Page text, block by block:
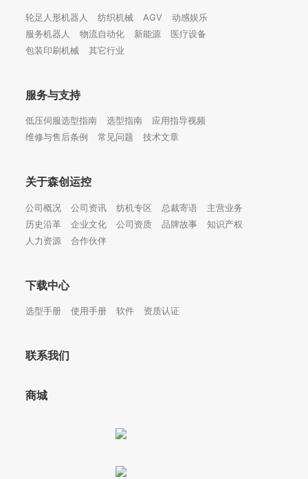
轮足人形机器人 纺织机械 AGV
动感娱乐
服务机器人
物流自动化 新能源
医疗设备
包装印刷机械
其它行业
服务与支持
低压伺服选型指南 选型指南
应用指导视频
维修与售后条例
常见问题 技术文章
关于森创运控
公司概况 公司资讯 纺机专区 总裁寄语
主营业务
历史沿革
企业文化 公司资质 品牌故事
知识产权
人力资源
合作伙伴
下载中心
选型手册 使用手册 软件 资质认证
联系我们
商城